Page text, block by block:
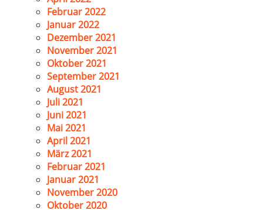
Februar 2022
Januar 2022
Dezember 2021
November 2021
Oktober 2021
September 2021
August 2021
Juli 2021
Juni 2021
Mai 2021
April 2021
März 2021
Februar 2021
Januar 2021
November 2020
Oktober 2020